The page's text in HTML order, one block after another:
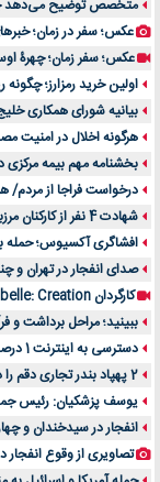
متخصص توضیح می‌دهد چگونه 5 الکترولیت ضروری را از غذاهای
عکس؛ سفر در زمان؛ خبرهای جالب رمضان 45 سال
عکس؛ سفر زمان؛ چهرۀ اوس
اولین خرید رمزارز؛
بیانیه شورای همکاری
هرگونه اخلال در
بخشنامه مهم بیمه مرکزی
درخواست فراجا از مردم/
شهادت 4 نفر از کارکنان مرزبانی مهران در پی حملات اسرائیل و آمریکا
افشاگری آکسیوس؛ حمله
صدای انفجار در تهران و
کارگردان Annabelle: Creation فیلم ترسناک جدیدی می‌سازد
ببینید؛ مراحل برداشت و
دسترسی به اینترنت 1 درصد است؛ تماس بین‌الملل هم با اختلال همراه است
2 پهپاد بندر تجاری دقم را در عمان هدف قرار دادند
یوسف پزشکیان: رئیس
انفجار در سیدخندان و
تصاویری از وقوع انفجار